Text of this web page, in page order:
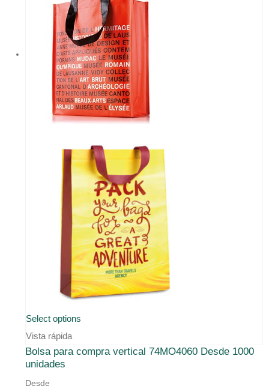
se
pueden
elegir
en
la
página
de
Select options
Vista rápida
Bolsa para compra vertical 74MO4060 Desde 1000
unidades
Desde